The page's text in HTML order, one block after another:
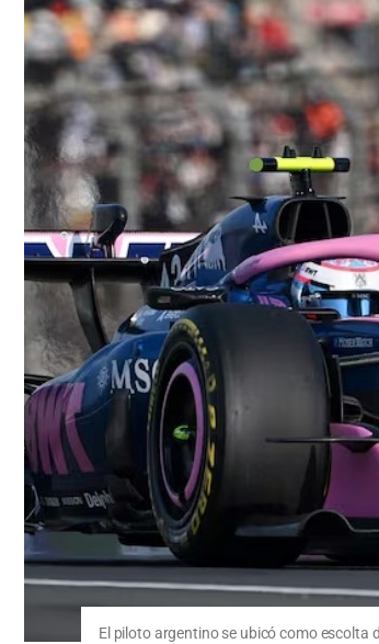
El piloto argentino se ubicó como escolta